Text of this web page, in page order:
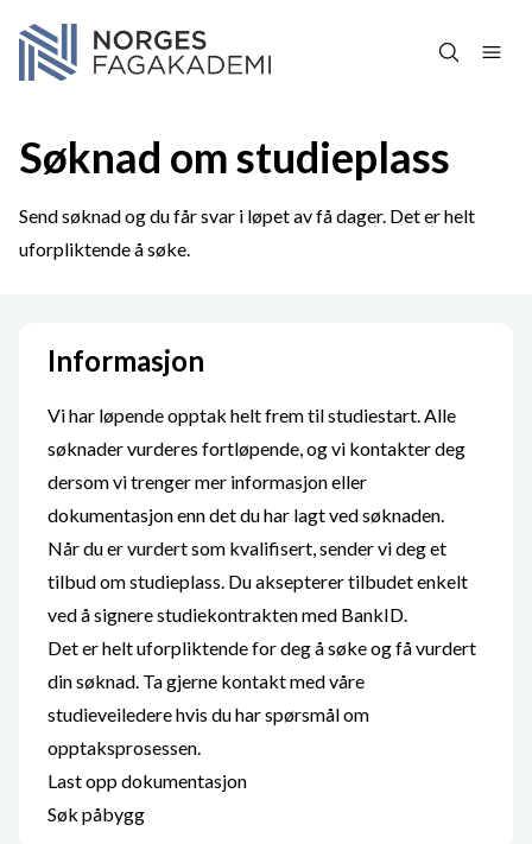
Hopp over navigasjon
Søknad om studieplass
Send søknad og du får svar i løpet av få dager. Det er helt
uforpliktende å søke.
Informasjon
Vi har løpende opptak helt frem til studiestart. Alle
søknader vurderes fortløpende, og vi kontakter deg
dersom vi trenger mer informasjon eller
dokumentasjon enn det du har lagt ved søknaden.
Når du er vurdert som kvalifisert, sender vi deg et
tilbud om studieplass. Du aksepterer tilbudet enkelt
ved å signere studiekontrakten med BankID.
Det er helt uforpliktende for deg å søke og få vurdert
din søknad. Ta gjerne kontakt med våre
studieveiledere hvis du har spørsmål om
opptaksprosessen.
Last opp dokumentasjon
Søk påbygg